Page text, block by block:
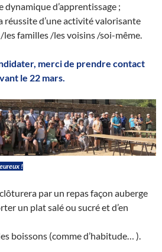
dynamique d’apprentissage ;
réussite d’une activité valorisante
familles /les voisins /soi-même.
merci de prendre contact
le 22 mars.
!
clôturera par un repas façon auberge
un plat salé ou sucré et d’en
boissons (comme d’habitude… ).